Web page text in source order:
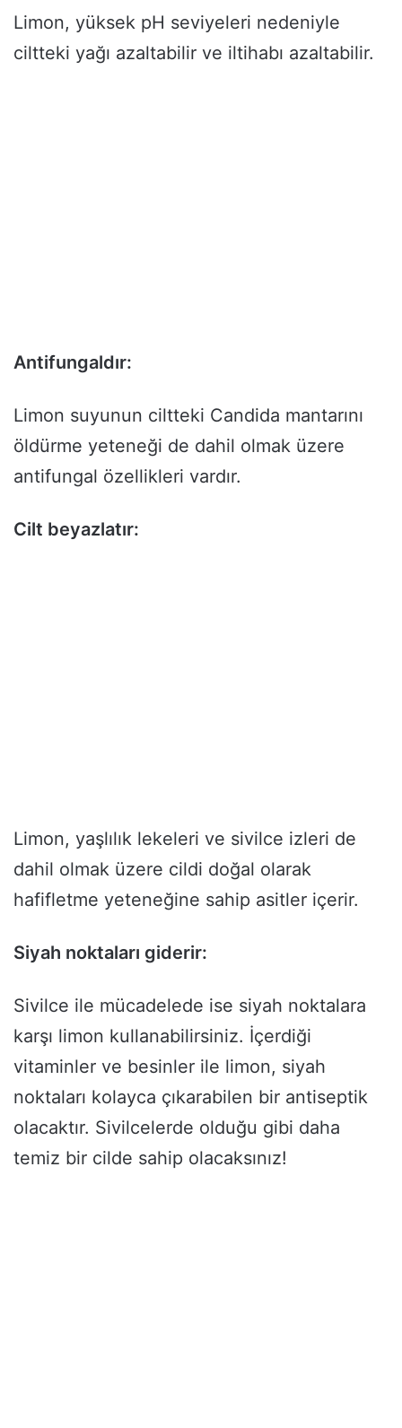
Limon, yüksek pH seviyeleri nedeniyle
ciltteki yağı azaltabilir ve iltihabı azaltabilir.
Antifungaldır:
Limon suyunun ciltteki Candida mantarını
öldürme yeteneği de dahil olmak üzere
antifungal özellikleri vardır.
Cilt beyazlatır:
Limon, yaşlılık lekeleri ve sivilce izleri de
dahil olmak üzere cildi doğal olarak
hafifletme yeteneğine sahip asitler içerir.
Siyah noktaları giderir:
Sivilce ile mücadelede ise siyah noktalara
karşı limon kullanabilirsiniz. İçerdiği
vitaminler ve besinler ile limon, siyah
noktaları kolayca çıkarabilen bir antiseptik
olacaktır. Sivilcelerde olduğu gibi daha
temiz bir cilde sahip olacaksınız!